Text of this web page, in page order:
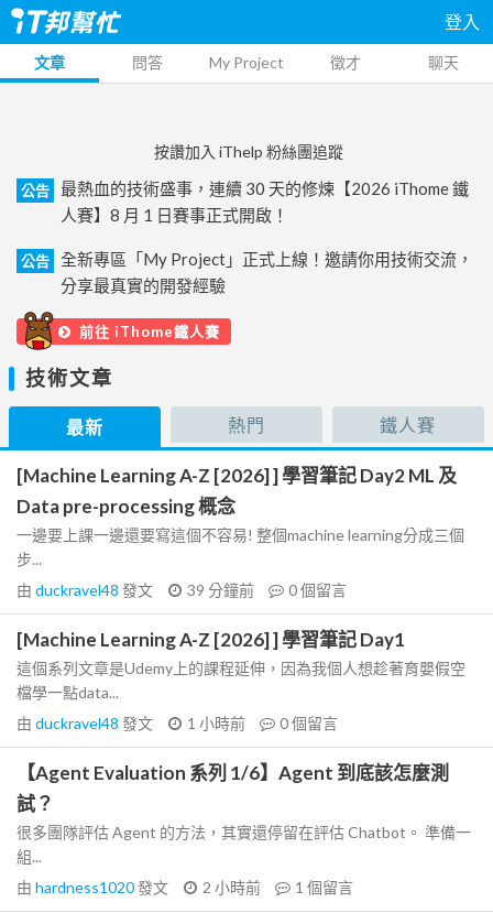
登入
文章 問答 My Project 徵才 聊天
按讚加入 iThelp 粉絲團追蹤
公告
最熱血的技術盛事，連續 30 天的修煉【2026 iThome 鐵
人賽】8 月 1 日賽事正式開啟！
公告
全新專區「My Project」正式上線！邀請你用技術交流，
分享最真實的開發經驗
前往 iThome鐵人賽
技術文章
最新 熱門 鐵人賽
[Machine Learning A-Z [2026] ] 學習筆記 Day2 ML 及
Data pre-processing 概念
一邊要上課一邊還要寫這個不容易! 整個machine learning分成三個
步...
由 duckravel48 發文 39 分鐘前 0個留言
[Machine Learning A-Z [2026] ] 學習筆記 Day1
這個系列文章是Udemy上的課程延伸，因為我個人想趁著育嬰假空
檔學一點data...
由 duckravel48 發文 1 小時前 0個留言
【Agent Evaluation 系列 1/6】Agent 到底該怎麼測
試？
很多團隊評估 Agent 的方法，其實還停留在評估 Chatbot。 準備一
組...
由 hardness1020發文 2 小時前 1 個留言